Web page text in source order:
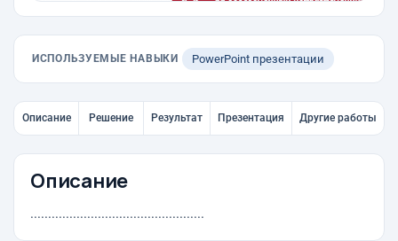
ИСПОЛЬЗУЕМЫЕ НАВЫКИ PowerPoint презентации
Описание Решение Результат Презентация Другие работы
Описание
.................................................